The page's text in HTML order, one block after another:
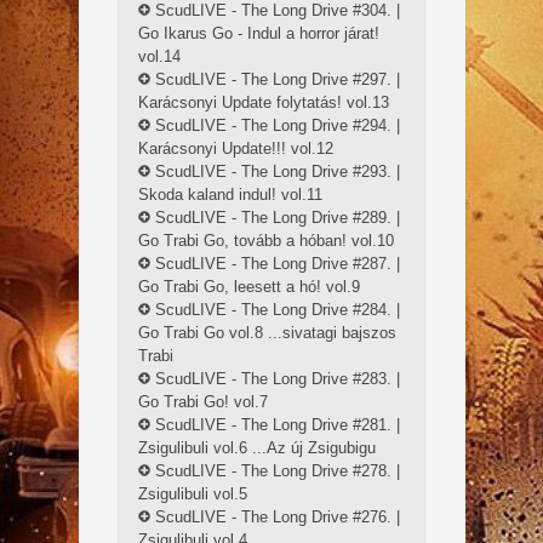
ScudLIVE - The Long Drive #304. |
Go Ikarus Go - Indul a horror járat!
vol.14
ScudLIVE - The Long Drive #297. |
Karácsonyi Update folytatás! vol.13
ScudLIVE - The Long Drive #294. |
Karácsonyi Update!!! vol.12
ScudLIVE - The Long Drive #293. |
Skoda kaland indul! vol.11
ScudLIVE - The Long Drive #289. |
Go Trabi Go, tovább a hóban! vol.10
ScudLIVE - The Long Drive #287. |
Go Trabi Go, leesett a hó! vol.9
ScudLIVE - The Long Drive #284. |
Go Trabi Go vol.8 ...sivatagi bajszos
Trabi
ScudLIVE - The Long Drive #283. |
Go Trabi Go! vol.7
ScudLIVE - The Long Drive #281. |
Zsigulibuli vol.6 ...Az új Zsigubigu
ScudLIVE - The Long Drive #278. |
Zsigulibuli vol.5
ScudLIVE - The Long Drive #276. |